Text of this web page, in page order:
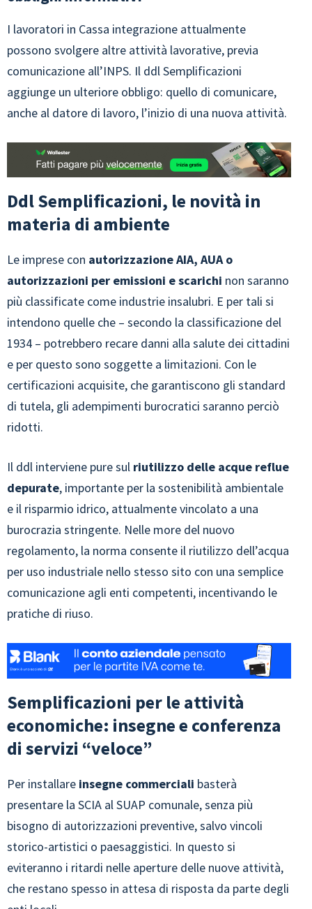
I lavoratori in Cassa integrazione attualmente
possono svolgere altre attività lavorative, previa
comunicazione all’INPS. Il ddl Semplificazioni
aggiunge un ulteriore obbligo: quello di comunicare,
anche al datore di lavoro, l’inizio di una nuova attività.
Ddl Semplificazioni, le novità in
materia di ambiente
Le imprese con autorizzazione AIA, AUA o
autorizzazioni per emissioni e scarichi non saranno
più classificate come industrie insalubri. E per tali si
intendono quelle che – secondo la classificazione del
1934 – potrebbero recare danni alla salute dei cittadini
e per questo sono soggette a limitazioni. Con le
certificazioni acquisite, che garantiscono gli standard
di tutela, gli adempimenti burocratici saranno perciò
ridotti.
Il ddl interviene pure sul riutilizzo delle acque reflue
depurate, importante per la sostenibilità ambientale
e il risparmio idrico, attualmente vincolato a una
burocrazia stringente. Nelle more del nuovo
regolamento, la norma consente il riutilizzo dell’acqua
per uso industriale nello stesso sito con una semplice
comunicazione agli enti competenti, incentivando le
pratiche di riuso.
Semplificazioni per le attività
economiche: insegne e conferenza
di servizi “veloce”
Per installare insegne commerciali basterà
presentare la SCIA al SUAP comunale, senza più
bisogno di autorizzazioni preventive, salvo vincoli
storico-artistici o paesaggistici. In questo si
eviteranno i ritardi nelle aperture delle nuove attività,
che restano spesso in attesa di risposta da parte degli